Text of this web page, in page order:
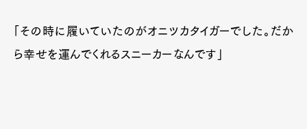
「その時に履いていたのがオニツカタイガーでした。だか
ら幸せを運んでくれるスニーカーなんです」